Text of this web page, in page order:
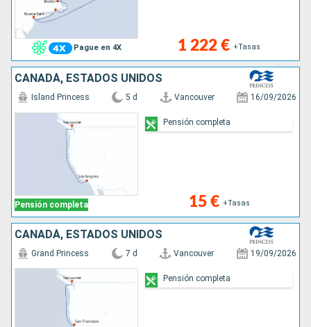
Pague en 4X 1 222 € +Tasas
CANADÁ, ESTADOS UNIDOS
Pensión completa
Island Princess 5 d Vancouver 16/09/2026
15 € +Tasas
Pensión completa
CANADÁ, ESTADOS UNIDOS
Grand Princess 7 d Vancouver 19/09/2026
Pensión completa